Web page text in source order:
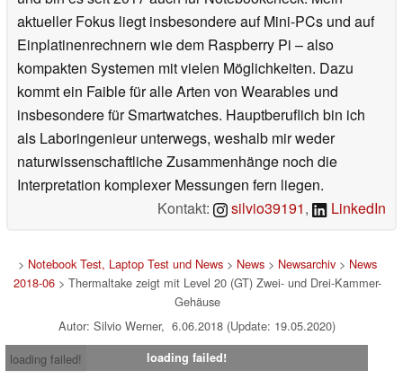
aktueller Fokus liegt insbesondere auf Mini-PCs und auf
Einplatinenrechnern wie dem Raspberry Pi – also
kompakten Systemen mit vielen Möglichkeiten. Dazu
kommt ein Faible für alle Arten von Wearables und
insbesondere für Smartwatches. Hauptberuflich bin ich
als Laboringenieur unterwegs, weshalb mir weder
naturwissenschaftliche Zusammenhänge noch die
Interpretation komplexer Messungen fern liegen.
Kontakt:
silvio39191, LinkedIn
> Notebook Test, Laptop Test und News> News> Newsarchiv> News
2018-06> Thermaltake zeigt mit Level 20 (GT) Zwei- und Drei-Kammer-
Gehäuse
Autor: Silvio Werner, 6.06.2018 (Update: 19.05.2020)
loading failed!
loading failed!